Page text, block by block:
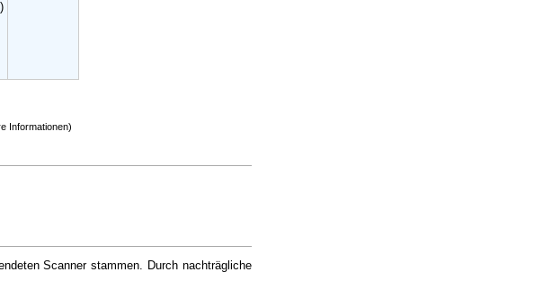
)
Informationen)
Scanner stammen. Durch nachträgliche